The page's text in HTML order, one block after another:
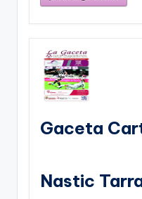
Gaceta
Nastic